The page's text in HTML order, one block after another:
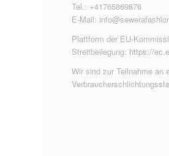
Tel.: +41765869876
E-Mail:
Plattform der EU-
Streitbeilegung: https://
Wir sind zur Teilnahme an